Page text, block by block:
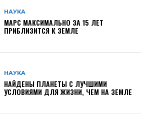
НАУКА
МАРС МАКСИМАЛЬНО ЗА 15 ЛЕТ
ПРИБЛИЗИТСЯ К ЗЕМЛЕ
НАУКА
НАЙДЕНЫ ПЛАНЕТЫ С ЛУЧШИМИ
УСЛОВИЯМИ ДЛЯ ЖИЗНИ, ЧЕМ НА ЗЕМЛЕ